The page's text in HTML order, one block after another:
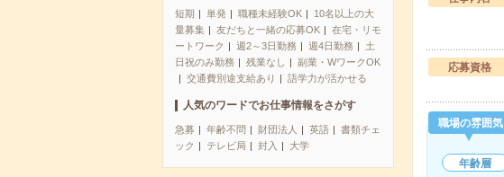
短期 単発 職種未経験OK
10名以上の大
量募集
友だちと一緒の応募OK
在宅・リモ
ートワーク
週2～3日勤務 週4日勤務
土
日祝のみ勤務
残業なし
副業・WワークOK
交通費別途支給あり
語学力が活かせる
人気のワードでお仕事情報をさがす
急募 年齢不問 財団法人 英語
書類チェ
ック
テレビ局 封入 大学
応募資格
職場の雰囲気
年齢層